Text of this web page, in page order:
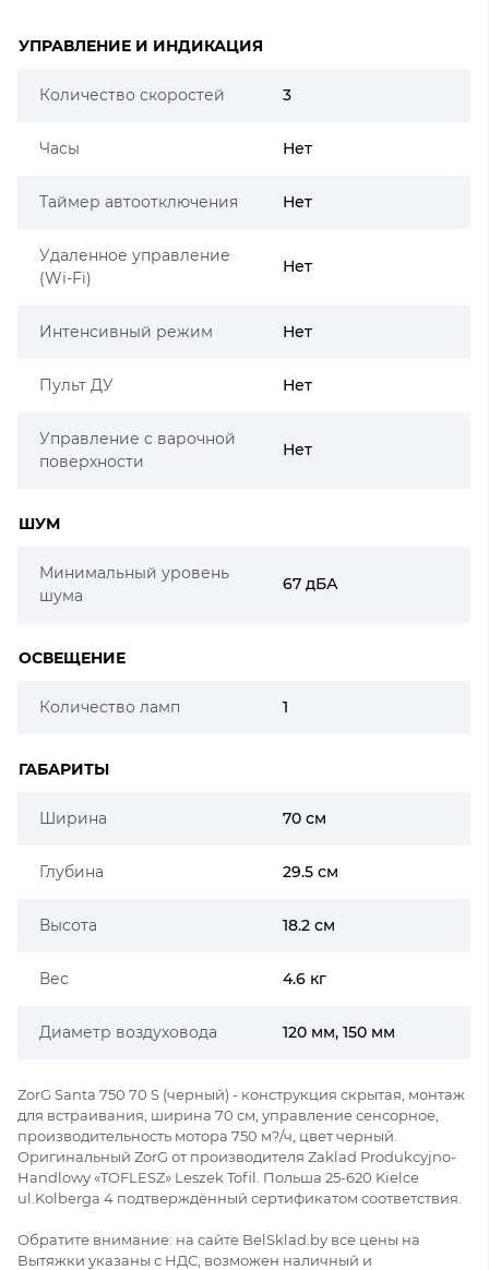
УПРАВЛЕНИЕ И ИНДИКАЦИЯ
Количество скоростей 3
Часы Нет
Таймер автоотключения Нет
Удаленное управление
(Wi-Fi)
Нет
Интенсивный режим Нет
Пульт ДУ Нет
Управление с варочной
поверхности
Нет
ШУМ
Минимальный уровень
шума
67 дБА
ОСВЕЩЕНИЕ
Количество ламп 1
ГАБАРИТЫ
Ширина 70 см
Глубина 29.5 см
Высота 18.2 см
Вес 4.6 кг
Диаметр воздуховода 120 мм, 150 мм
ZorG Santa 750 70 S (черный) - конструкция скрытая, монтаж
для встраивания, ширина 70 см, управление сенсорное,
производительность мотора 750 м?/ч, цвет черный.
Оригинальный ZorG от производителя Zaklad Produkcyjno-
Handlowy «TOFLESZ» Leszek Tofil. Польша 25-620 Kielce
ul.Kolberga 4 подтверждённый сертификатом соответствия.
Обратите внимание: на сайте BelSklad.by все цены на
Вытяжки указаны с НДС, возможен наличный и